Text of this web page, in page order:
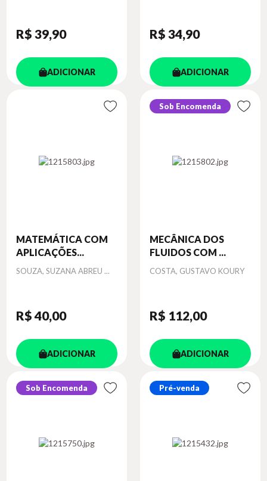
R$ 39,90
ADICIONAR
R$ 34,90
ADICIONAR
MATEMÁTICA COM
APLICAÇÕES...
Autor
SOUZA, SUZANA ABREU ...
R$ 40,00
ADICIONAR
Sob Encomenda
MECÂNICA DOS
FLUIDOS COM ...
Autor
COSTA, GUSTAVO KOURY
R$ 112,00
ADICIONAR
Sob Encomenda Pré-venda